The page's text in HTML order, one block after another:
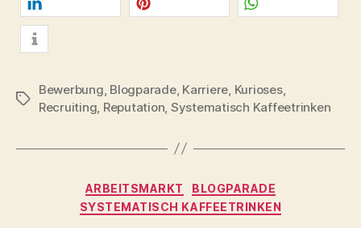
die
mitteilen
Schlagwörter
Bewerbung Blogparade, Karriere Kurioses,
Recruiting Reputation Systematisch Kaffeetrinken
Kategorien
ARBEITSMARKT
BLOGPARADE
SYSTEMATISCH KAFFEETRINKEN